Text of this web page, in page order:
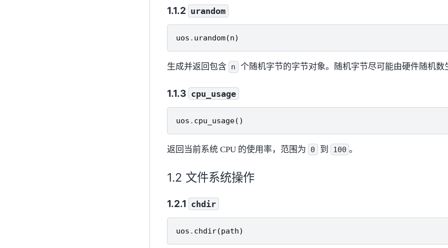
urandom
uos . urandom(n)
生成并返回包含 n 个随机字节的字节对象。随机字节尽可能由硬件随机数
cpu_usage
uos . cpu_usage()
返回当前系统 CPU 的使用率，范围为 0 到 100 。
文件系统操作
chdir
uos . chdir(path)